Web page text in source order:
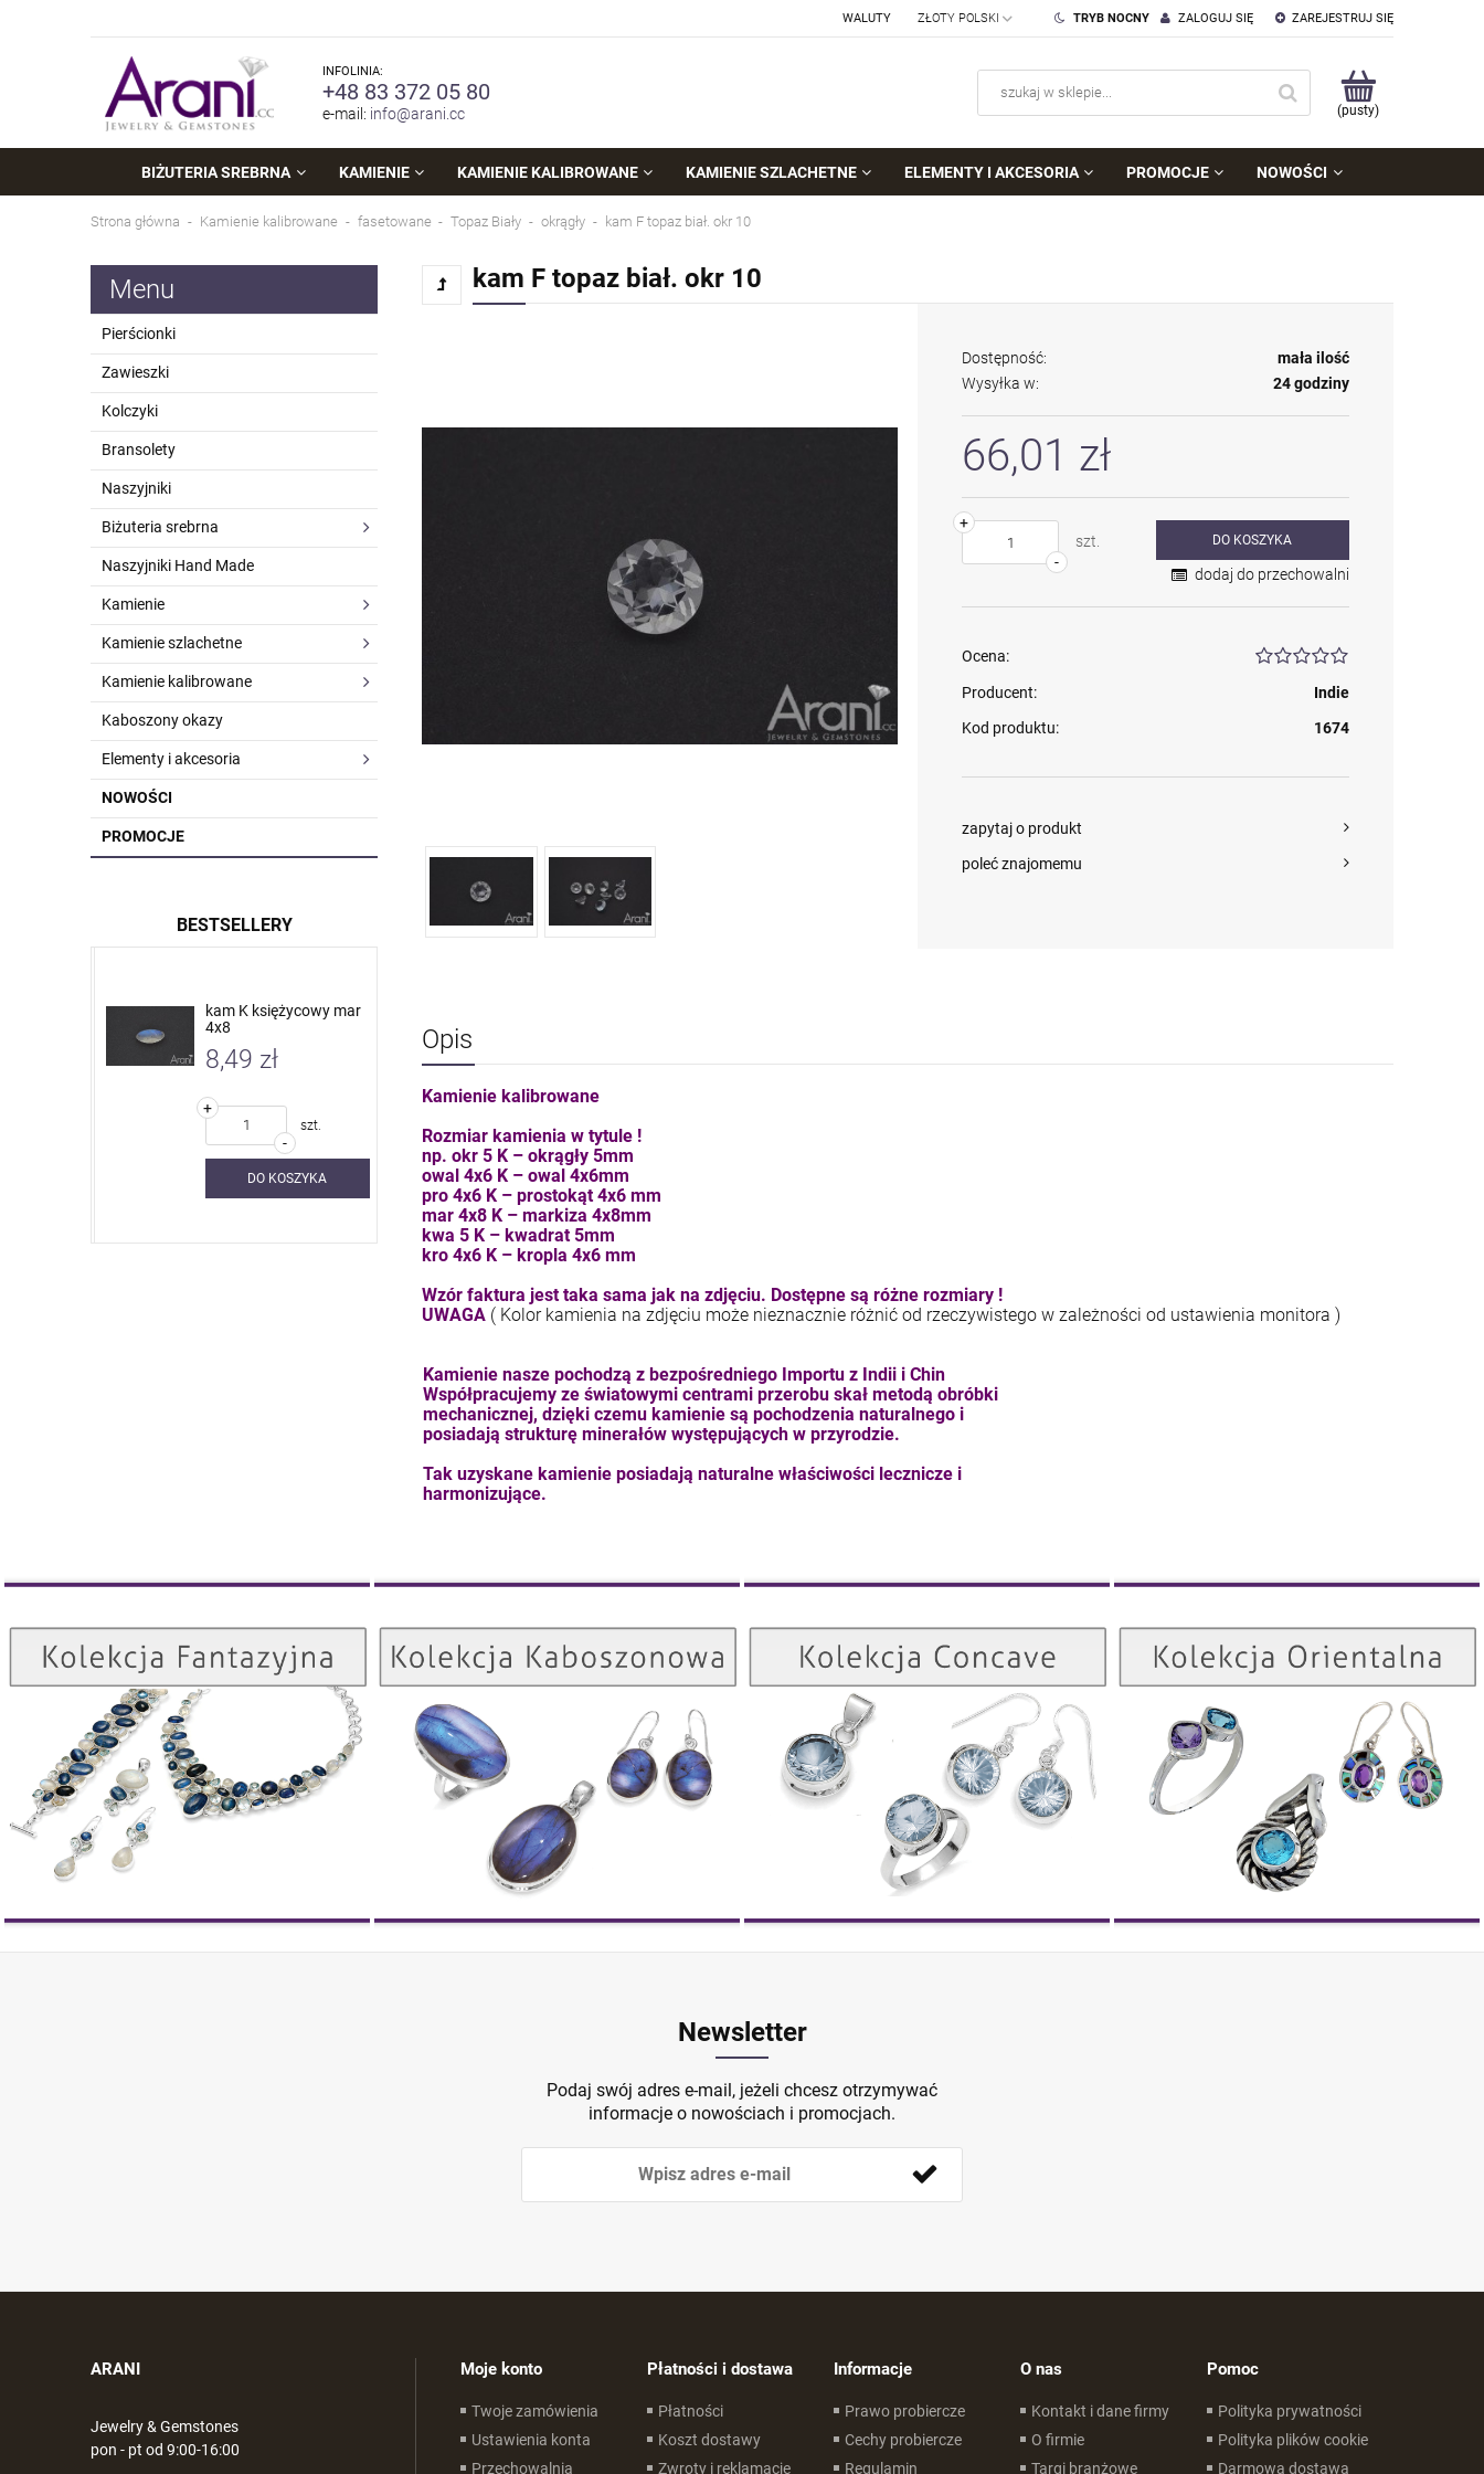
ZAREJESTRUJ SIĘ
ZALOGUJ SIĘ
TRYB NOCNY
WALUTY
INFOLINIA:
+48 83 372 05 80
e-mail: info@arani.cc (pusty)
BIŻUTERIA SREBRNA KAMIENIE KAMIENIE KALIBROWANE KAMIENIE SZLACHETNE ELEMENTY I AKCESORIA PROMOCJE NOWOŚCI
Strona główna Kamienie kalibrowane fasetowane Topaz Biały okrągły kam F topaz biał. okr 10
Menu
Pierścionki
Zawieszki
Kolczyki
Bransolety
Naszyjniki
Biżuteria srebrna
Naszyjniki Hand Made
Kamienie
Kamienie szlachetne
Kamienie kalibrowane
Kaboszony okazy
Elementy i akcesoria
NOWOŚCI
PROMOCJE
BESTSELLERY
kam K księżycowy mar
4x8
8,49 zł
-
+
szt.
DO KOSZYKA
4,71 zł
-
+
DO KOSZYKA
7,11 zł
kam F topaz biał. okr 10
Dostępność:
mała ilość
Wysyłka w:
24 godziny
66,01 zł
-
+
szt.
DO KOSZYKA
dodaj do przechowalni
Ocena:
Producent:
Indie
Kod produktu:
1674
zapytaj o produkt
poleć znajomemu
Opis
Kamienie kalibrowane
Rozmiar kamienia w tytule !
np. okr 5 K – okrągły 5mm
owal 4x6 K – owal 4x6mm
pro 4x6 K – prostokąt 4x6 mm
mar 4x8 K – markiza 4x8mm
kwa 5 K – kwadrat 5mm
kro 4x6 K – kropla 4x6 mm
Wzór faktura jest taka sama jak na zdjęciu. Dostępne są różne rozmiary !
UWAGA ( Kolor kamienia na zdjęciu może nieznacznie różnić od rzeczywistego w zależności od ustawienia monitora )
Kamienie nasze pochodzą z bezpośredniego Importu z Indii i Chin
Współpracujemy ze światowymi centrami przerobu skał metodą obróbki
mechanicznej, dzięki czemu kamienie są pochodzenia naturalnego i
posiadają strukturę minerałów występujących w przyrodzie.
Tak uzyskane kamienie posiadają naturalne właściwości lecznicze i
harmonizujące.
Kolekcja Fantazyjna
ZOBACZ
Kolekcja Kaboszonowa
ZOBACZ
Kolekcja Concave
ZOBACZ
Kolekcja Orientalna
ZOBACZ
Newsletter
Podaj swój adres e-mail, jeżeli chcesz otrzymywać
informacje o nowościach i promocjach.
ARANI
Jewelry & Gemstones
pon - pt od 9:00-16:00
Moje konto
Twoje zamówienia
Ustawienia konta
Przechowalnia
Płatności i dostawa
Płatności
Koszt dostawy
Zwroty i reklamacje
Informacje
Prawo probiercze
Cechy probiercze
Regulamin
O nas
Kontakt i dane firmy
O firmie
Targi branżowe
Pomoc
Polityka prywatności
Polityka plików cookie
Darmowa dostawa